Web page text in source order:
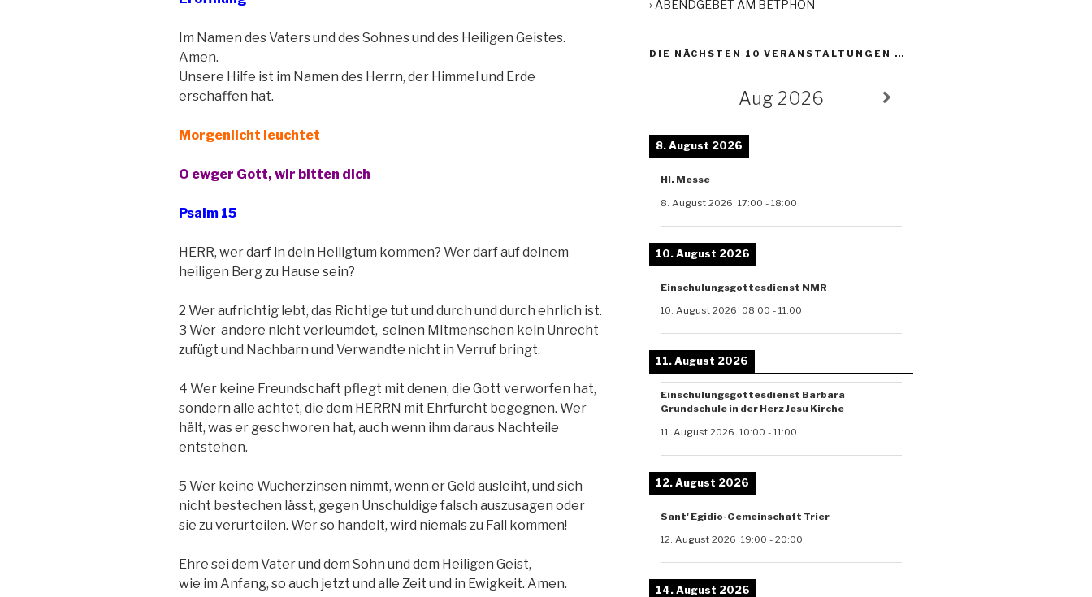
Lautstärke
Im Namen des Vaters und des Sohnes und des Heiligen Geistes.
Amen.
Unsere Hilfe ist im Namen des Herrn, der Himmel und Erde
erschaffen hat.
Morgenlicht leuchtet
O ewger Gott, wir bitten dich
Psalm 15
HERR, wer darf in dein Heiligtum kommen? Wer darf auf deinem
heiligen Berg zu Hause sein?
2 Wer aufrichtig lebt, das Richtige tut und durch und durch ehrlich ist.
3 Wer andere nicht verleumdet, seinen Mitmenschen kein Unrecht
zufügt und Nachbarn und Verwandte nicht in Verruf bringt.
4 Wer keine Freundschaft pflegt mit denen, die Gott verworfen hat,
sondern alle achtet, die dem HERRN mit Ehrfurcht begegnen. Wer
hält, was er geschworen hat, auch wenn ihm daraus Nachteile
entstehen.
5 Wer keine Wucherzinsen nimmt, wenn er Geld ausleiht, und sich
nicht bestechen lässt, gegen Unschuldige falsch auszusagen oder
sie zu verurteilen. Wer so handelt, wird niemals zu Fall kommen!
Ehre sei dem Vater und dem Sohn und dem Heiligen Geist,
wie im Anfang, so auch jetzt und alle Zeit und in Ewigkeit. Amen.
› ABENDGEBET AM BETPHON
DIE NÄCHSTEN 10 VERANSTALTUNGEN …
Aug 2026
8. August 2026
Hl. Messe
8. August 2026 17:00 - 18:00
10. August 2026
Einschulungsgottesdienst NMR
10. August 2026 08:00 - 11:00
11. August 2026
Einschulungsgottesdienst Barbara
Grundschule in der Herz Jesu Kirche
11. August 2026 10:00 - 11:00
12. August 2026
Sant' Egidio-Gemeinschaft Trier
12. August 2026 19:00 - 20:00
14. August 2026